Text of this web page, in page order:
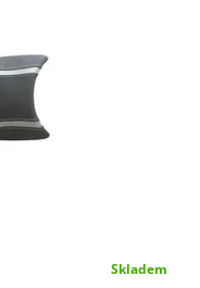
Skladem